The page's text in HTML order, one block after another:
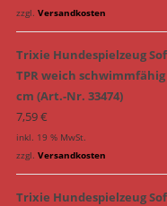
zzgl. Versandkosten
Trixie Hundespielzeug
TPR weich
cm (Art.-Nr. 33474)
7,59€
inkl. 19 % MwSt.
zzgl. Versandkosten
Trixie Hundespielzeug